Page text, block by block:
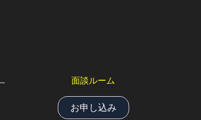
面談ルーム
お申し込み